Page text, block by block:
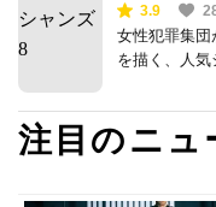
3.9
女性犯罪集団
を描く、人
注目のニュ